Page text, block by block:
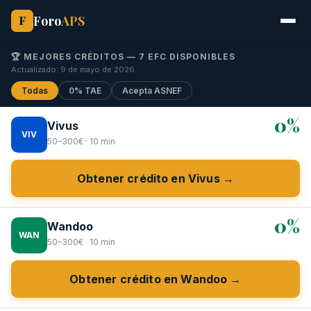
F ForoAPS
🏆 MEJORES CRÉDITOS — 7 EFC DISPONIBLES
Actualizado: 9 de mayo de 2026
Todas 0% TAE Acepta ASNEF
VIV
Vivus
50–300€ · 10 min
0%
Obtener crédito en Vivus →
WAN
Wandoo
50–300€ · 10 min
0%
Obtener crédito en Wandoo →